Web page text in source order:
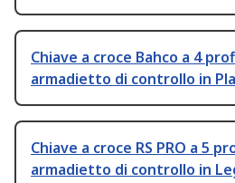
Chiave a croce Bahco a 4
armadietto di controllo in
Chiave a croce RS PRO a 5
armadietto di controllo in